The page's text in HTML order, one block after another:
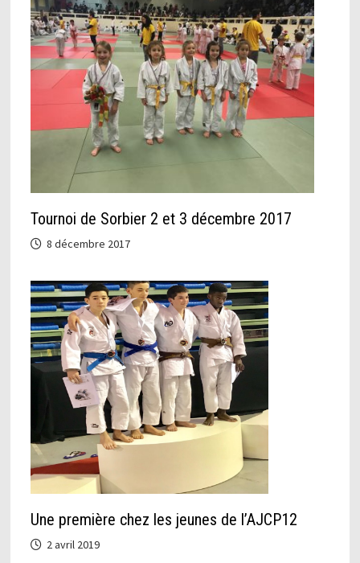
Tournoi de Sorbier 2 et 3 décembre 2017
8 décembre 2017
Une première chez les jeunes de l’AJCP12
2 avril 2019